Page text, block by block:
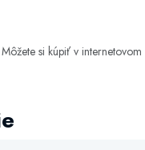
Môžete si kúpiť v